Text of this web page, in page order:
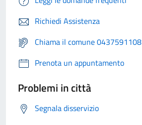
Richiedi Assistenza
Chiama il comune 0437591108
Prenota un appuntamento
Problemi in città
Segnala disservizio